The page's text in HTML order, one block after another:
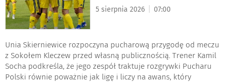
5 sierpnia 2026 07:00
Unia Skierniewice rozpoczyna pucharową przygodę od meczu
z Sokołem Kleczew przed własną publicznością. Trener Kamil
Socha podkreśla, że jego zespół traktuje rozgrywki Pucharu
Polski równie poważnie jak ligę i liczy na awans, który